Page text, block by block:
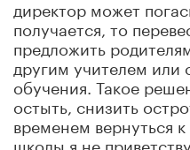
директор может
получается, то
предложить
другим учителем
обучения. Такое
остыть, снизить
временем вернуться
школы я не